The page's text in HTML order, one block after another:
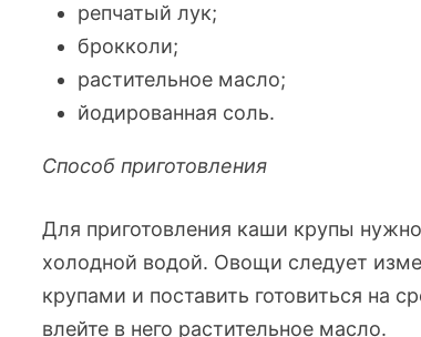
репчатый лук;
брокколи;
растительное масло;
йодированная соль.
Способ приготовления
Для приготовления каши крупы
холодной водой. Овощи следует
крупами и поставить готовиться на
влейте в него растительное масло.